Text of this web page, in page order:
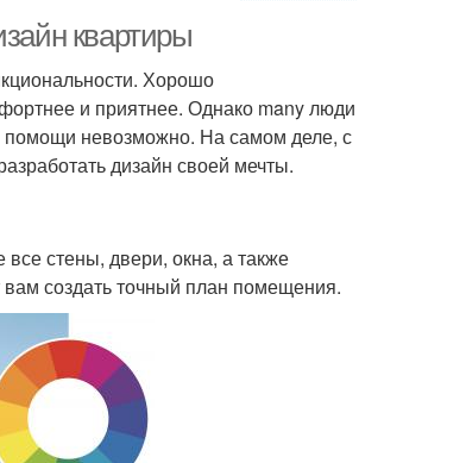
квартиры
Хорошо
и приятнее. Однако many люди
помощи невозможно. На самом деле, с
дизайн своей мечты.
стены, двери, окна, а также
создать точный план помещения.